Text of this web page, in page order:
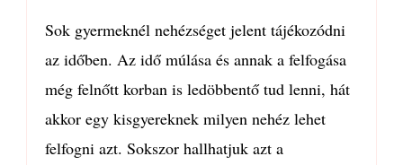
Sok gyermeknél nehézséget jelent tájékozódni
az időben. Az idő múlása és annak a felfogása
még felnőtt korban is ledöbbentő tud lenni, hát
akkor egy kisgyereknek milyen nehéz lehet
felfogni azt. Sokszor hallhatjuk azt a